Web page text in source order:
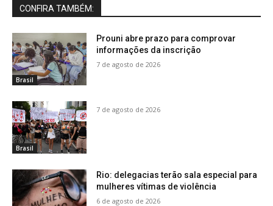
CONFIRA TAMBÉM:
Brasil
Prouni abre prazo para comprovar
informações da inscrição
7 de agosto de 2026
Brasil
7 de agosto de 2026
Rio: delegacias terão sala especial para
mulheres vítimas de violência
6 de agosto de 2026